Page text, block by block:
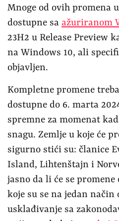
Mnoge od ovih promena
dostupne sa ažuriranom
23H2 u Release Preview
na Windows 10, ali
objavljen.
Kompletne promene
dostupne do 6. marta
spremne za momenat
snagu. Zemlje u koje će
sigurno stići su: članice
Island, Lihtenštajn i
jasno da li će se
koje su se na jedan način
usklađivanje sa